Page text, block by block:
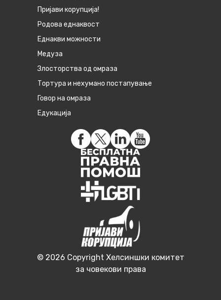
Пријави корупција!
Родова еднаквост
Eднакви можности
Медуза
Злосторства од омраза
Тортура и нехумано постапување
Говор на омраза
Едукација
© 2026 Copyright Хелсиншки комитет
за човекови права